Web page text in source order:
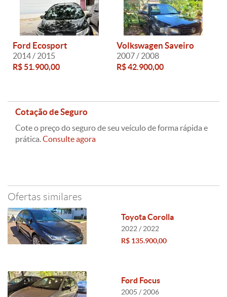
Ford Ecosport
2014 / 2015
R$ 51.900,00
Volkswagen Saveiro
2007 / 2008
R$ 42.900,00
Cotação de Seguro
Cote o preço do seguro de seu veículo de forma rápida e
prática.Consulte agora
Ofertas similares
Toyota Corolla
2022 / 2022
R$ 135.900,00
Ford Focus
2005 / 2006